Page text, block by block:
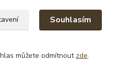
Souhlasím
můžete odmítnout zde.